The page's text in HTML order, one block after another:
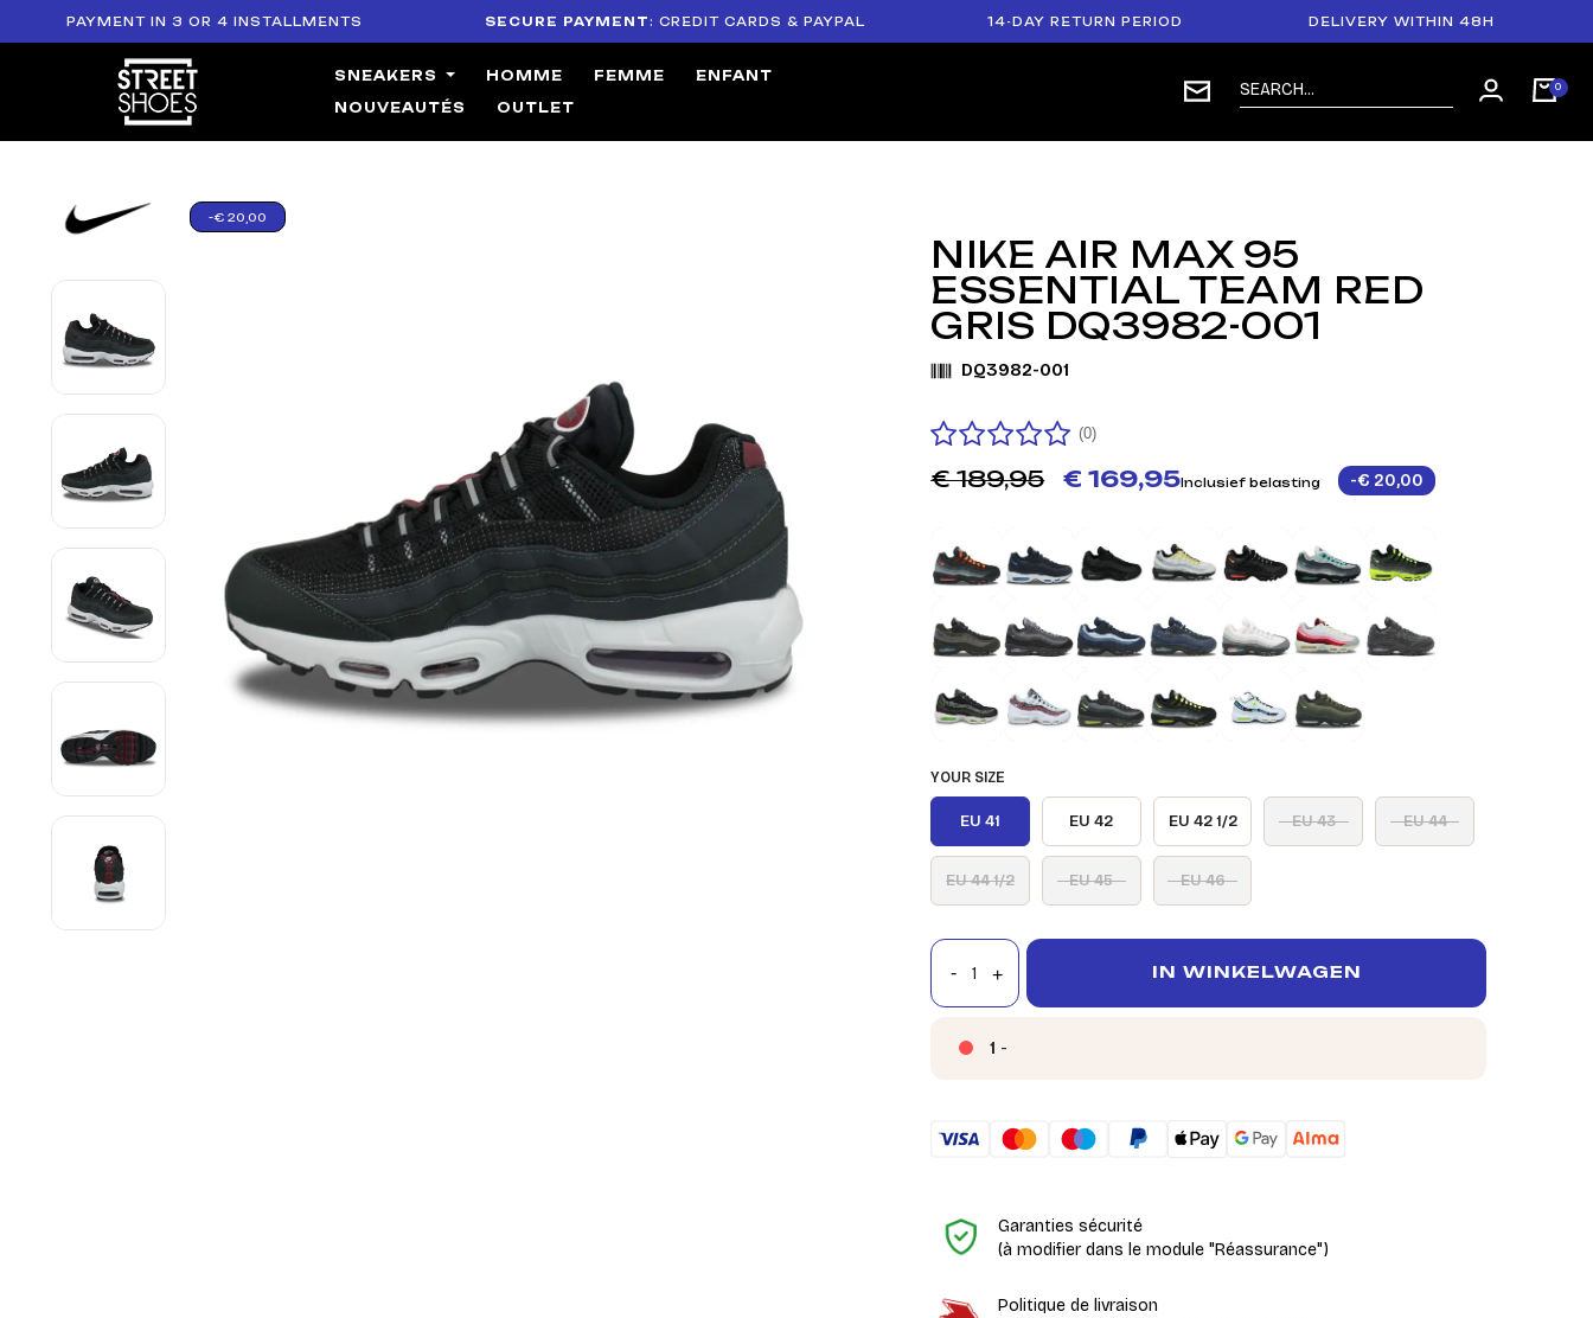
PAYMENT IN 3 OR 4 INSTALLMENTS SECURE PAYMENT: CREDIT CARDS & PAYPAL 14-DAY RETURN PERIOD DELIVERY WITHIN 48H
SNEAKERS HOMME FEMME
ENFANT
NOUVEAUTÉS
OUTLET
-€ 20,00
NIKE AIR MAX 95
ESSENTIAL TEAM RED
GRIS DQ3982-001
DQ3982-001
(0)
€ 189,95 € 169,95Inclusief belasting -€ 20,00
YOUR SIZE
EU 41 EU 42 EU 42 1/2 EU 43 EU 44
EU 44 1/2 EU 45 EU 46
IN WINKELWAGEN
1 -
Garanties sécurité
(à modifier dans le module "Réassurance")
Politique de livraison